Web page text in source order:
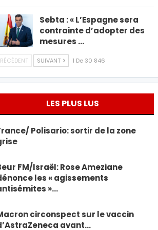
Sebta : « L’Espagne sera
contrainte d’adopter des
mesures …
SUIVANT 1 De 30 846
LES PLUS LUS
Polisario: sortir de la zone
FM/Israël: Rose Ameziane
les « agissements
»…
circonspect sur le vaccin
avant…